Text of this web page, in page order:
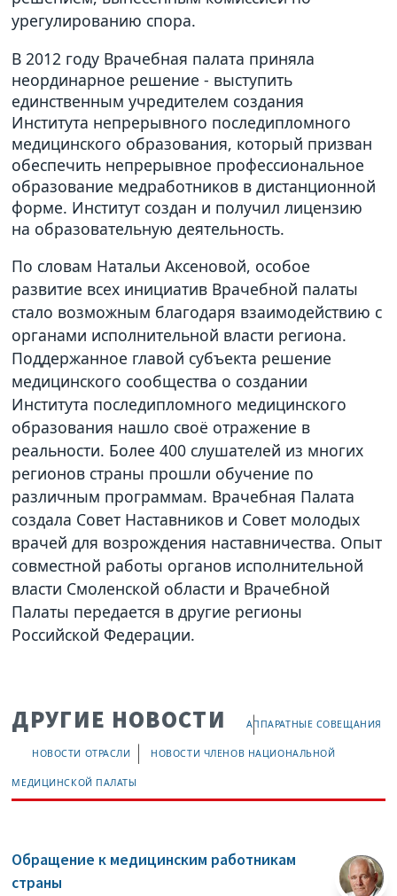
урегулированию спора.
В 2012 году Врачебная палата приняла
неординарное решение - выступить
единственным учредителем создания
Института непрерывного последипломного
медицинского образования, который призван
обеспечить непрерывное профессиональное
образование медработников в дистанционной
форме. Институт создан и получил лицензию
на образовательную деятельность.
По словам Натальи Аксеновой, особое
развитие всех инициатив Врачебной палаты
стало возможным благодаря взаимодействию с
органами исполнительной власти региона.
Поддержанное главой субъекта решение
медицинского сообщества о создании
Института последипломного медицинского
образования нашло своё отражение в
реальности. Более 400 слушателей из многих
регионов страны прошли обучение по
различным программам. Врачебная Палата
создала Совет Наставников и Совет молодых
врачей для возрождения наставничества. Опыт
совместной работы органов исполнительной
власти Смоленской области и Врачебной
Палаты передается в другие регионы
Российской Федерации.
ДРУГИЕ НОВОСТИ АППАРАТНЫЕ СОВЕЩАНИЯ
НОВОСТИ ОТРАСЛИ НОВОСТИ ЧЛЕНОВ НАЦИОНАЛЬНОЙ
МЕДИЦИНСКОЙ ПАЛАТЫ
Обращение к медицинским работникам
страны